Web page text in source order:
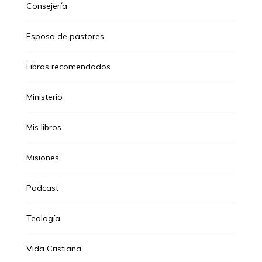
Consejería
Esposa de pastores
Libros recomendados
Ministerio
Mis libros
Misiones
Podcast
Teología
Vida Cristiana